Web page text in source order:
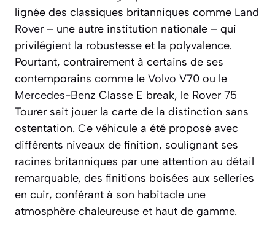
lignée des classiques britanniques comme Land
Rover – une autre institution nationale – qui
privilégient la robustesse et la polyvalence.
Pourtant, contrairement à certains de ses
contemporains comme le Volvo V70 ou le
Mercedes-Benz Classe E break, le Rover 75
Tourer sait jouer la carte de la distinction sans
ostentation. Ce véhicule a été proposé avec
différents niveaux de finition, soulignant ses
racines britanniques par une attention au détail
remarquable, des finitions boisées aux selleries
en cuir, conférant à son habitacle une
atmosphère chaleureuse et haut de gamme.